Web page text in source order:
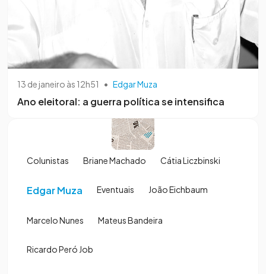
13 de janeiro às 12h51 • Edgar Muza
Ano eleitoral: a guerra política se intensifica
Colunistas Briane Machado Cátia Liczbinski
Edgar Muza Eventuais João Eichbaum
Marcelo Nunes Mateus Bandeira
Ricardo Peró Job